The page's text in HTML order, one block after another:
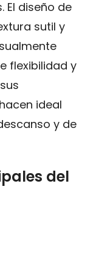
El diseño de
sutil y
flexibilidad y
ideal
y de
del